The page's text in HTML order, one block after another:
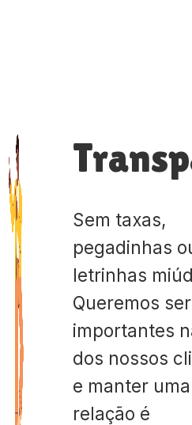
Sem taxas,
pegadinhas
letrinhas
Queremos ser
importantes
dos nossos
e manter
relação é